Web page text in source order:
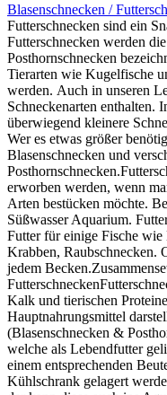
Blasenschnecken /
Futterschnecken sind ein
Futter­schnecken werden
Posthornschnecken
Tierarten wie Kugelfische
werden. Auch in unseren
Schneckenarten enthalten.
überwiegend kleinere
Wer es etwas größer
Blasenschnecken und
erworben werden, wenn
Arten bestücken möchte.
Süßwasser Aquarium.
Futter für einige Fische
Krabben, Raubschnecken.
jedem
Kalk und tierischen
Hauptnahrungsmittel
(Blasenschnecken &
welche als Lebendfutter
einem entsprechenden
Kühlschrank gelagert